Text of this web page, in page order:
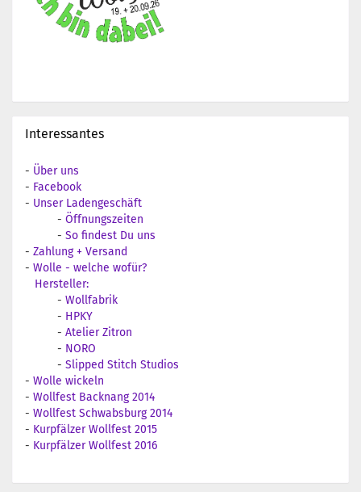
Interessantes
- Über uns
- Facebook
- Unser Ladengeschäft
- Öffnungszeiten
- So findest Du uns
- Zahlung + Versand
- Wolle - welche wofür?
Hersteller:
- Wollfabrik
- HPKY
- Atelier Zitron
- NORO
- Slipped Stitch Studios
- Wolle wickeln
- Wollfest Backnang 2014
- Wollfest Schwabsburg 2014
- Kurpfälzer Wollfest 2015
- Kurpfälzer Wollfest 2016